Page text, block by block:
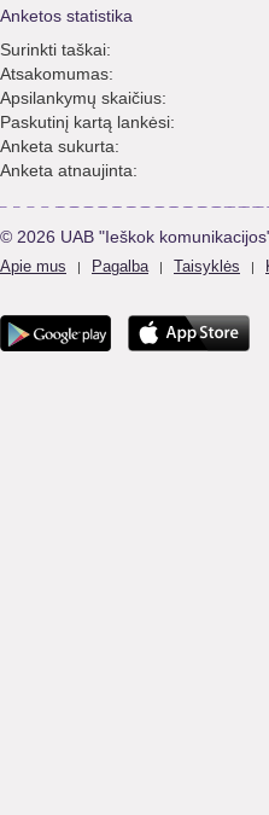
Anketos statistika
Surinkti taškai:
Atsakomumas:
Apsilankymų skaičius:
Paskutinį kartą lankėsi:
Anketa sukurta:
Anketa atnaujinta:
© 2026 UAB "Ieškok
Apie mus | Pagalba | Taisyklės |